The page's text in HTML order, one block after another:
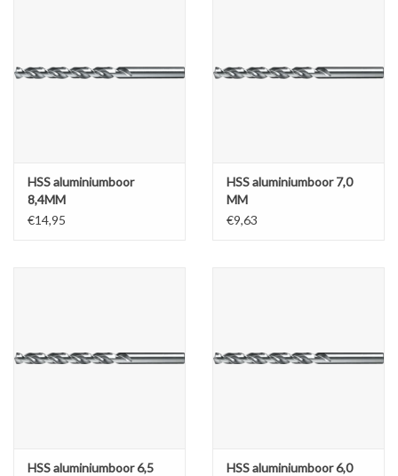
Varia |
Cadeaubonnen &
HSS aluminiumboor
8,4MM
€14,95
HSS aluminiumboor 7,0
MM
€9,63
HSS aluminiumboor 6,5
HSS aluminiumboor 6,0